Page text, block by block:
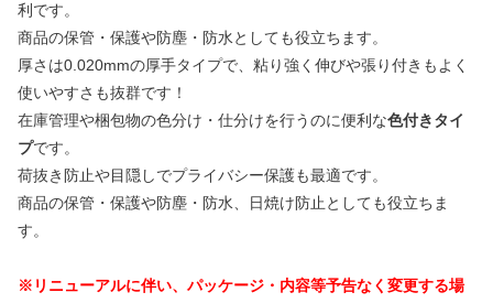
利です。
商品の保管・保護や防塵・防水としても役立ちます。
厚さは0.020mmの厚手タイプで、粘り強く伸びや張り付きもよく
使いやすさも抜群です！
在庫管理や梱包物の色分け・仕分けを行うのに便利な色付きタイ
プです。
荷抜き防止や目隠しでプライバシー保護も最適です。
商品の保管・保護や防塵・防水、日焼け防止としても役立ちま
す。
※リニューアルに伴い、パッケージ・内容等予告なく変更する場